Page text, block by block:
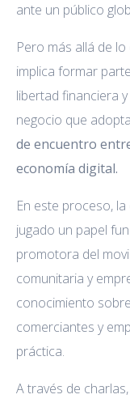
ante un público
Pero más allá de
implica formar
libertad financiera
negocio que
de encuentro
economía digital.
En este proceso,
jugado un papel
promotora del
comunitaria y
conocimiento
comerciantes y
práctica.
A través de